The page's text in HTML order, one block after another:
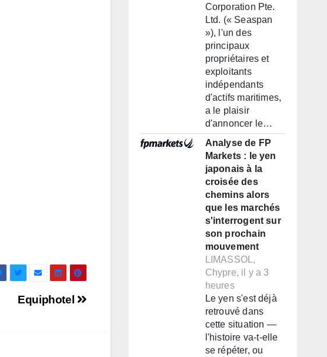
Equiphotel
Corporation Pte.
Ltd. (« Seaspan
»), l'un des
principaux
propriétaires et
exploitants
indépendants
d'actifs maritimes,
a le plaisir
d'annoncer le…
Analyse de FP
Markets : le yen
japonais à la
croisée des
chemins alors
que les marchés
s'interrogent sur
son prochain
mouvement
LIMASSOL,
Chypre, il y a 3
heures
Le yen s'est déjà
retrouvé dans
cette situation —
l'histoire va-t-elle
se répéter, ou